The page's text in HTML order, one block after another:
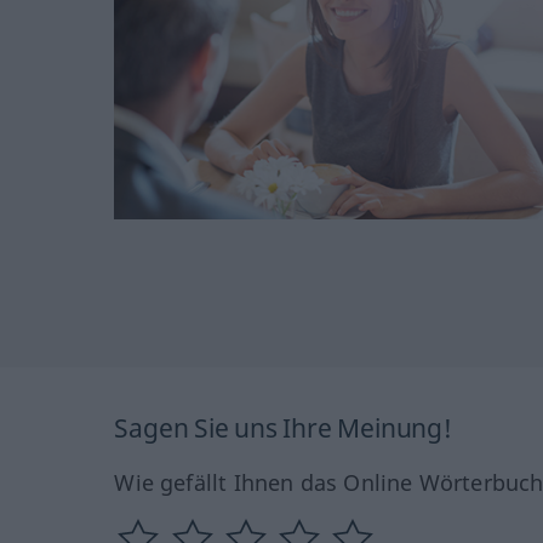
Sagen Sie uns Ihre Meinung!
Wie gefällt Ihnen das Online